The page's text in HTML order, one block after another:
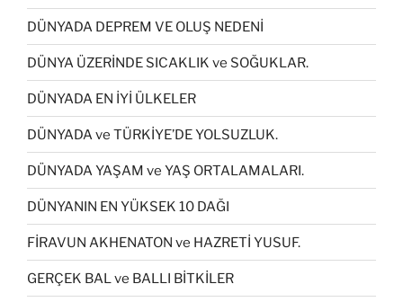
DÜNYADA DEPREM VE OLUŞ NEDENİ
DÜNYA ÜZERİNDE SICAKLIK ve SOĞUKLAR.
DÜNYADA EN İYİ ÜLKELER
DÜNYADA ve TÜRKİYE’DE YOLSUZLUK.
DÜNYADA YAŞAM ve YAŞ ORTALAMALARI.
DÜNYANIN EN YÜKSEK 10 DAĞI
FİRAVUN AKHENATON ve HAZRETİ YUSUF.
GERÇEK BAL ve BALLI BİTKİLER